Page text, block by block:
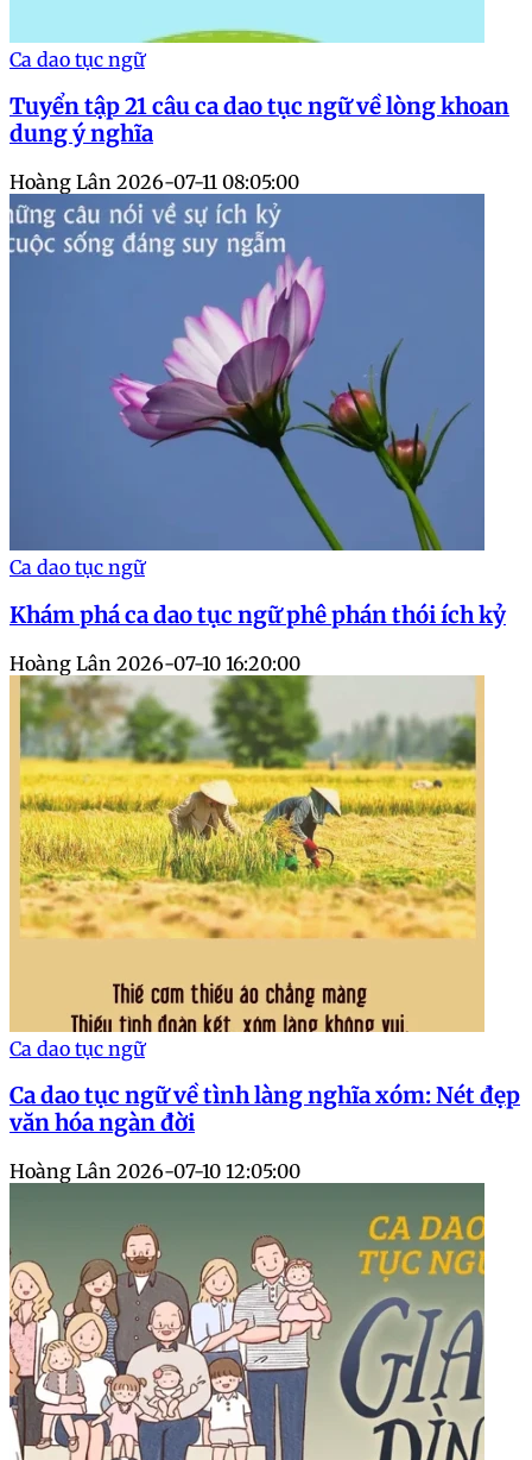
Ca dao tục ngữ
Tuyển tập 21 câu ca dao tục ngữ về lòng khoan
dung ý nghĩa
Hoàng Lân 2026-07-11 08:05:00
Ca dao tục ngữ
Khám phá ca dao tục ngữ phê phán thói ích kỷ
Hoàng Lân 2026-07-10 16:20:00
Ca dao tục ngữ
Ca dao tục ngữ về tình làng nghĩa xóm: Nét đẹp
văn hóa ngàn đời
Hoàng Lân 2026-07-10 12:05:00